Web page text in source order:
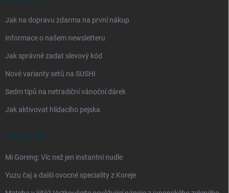
Jak na dopravu zdarma na první nákup
Informace o našem newsletteru
Jak správně zadat slevový kód
Nové varianty setů na SUSHI
Sedm tipů na netradiční vánoční dárek
Jak aktivovat hlídacího pejska
ASIA BLOG
Mi Goreng: Víc než jen instantní nudle
Yuzu čaj a další ovocné speciality z Koreje